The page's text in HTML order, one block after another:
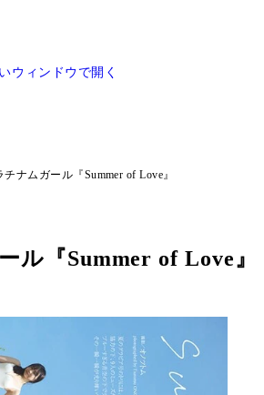
ウィンドウで開く
チナムガール『Summer of Love』
ル『Summer of Love』